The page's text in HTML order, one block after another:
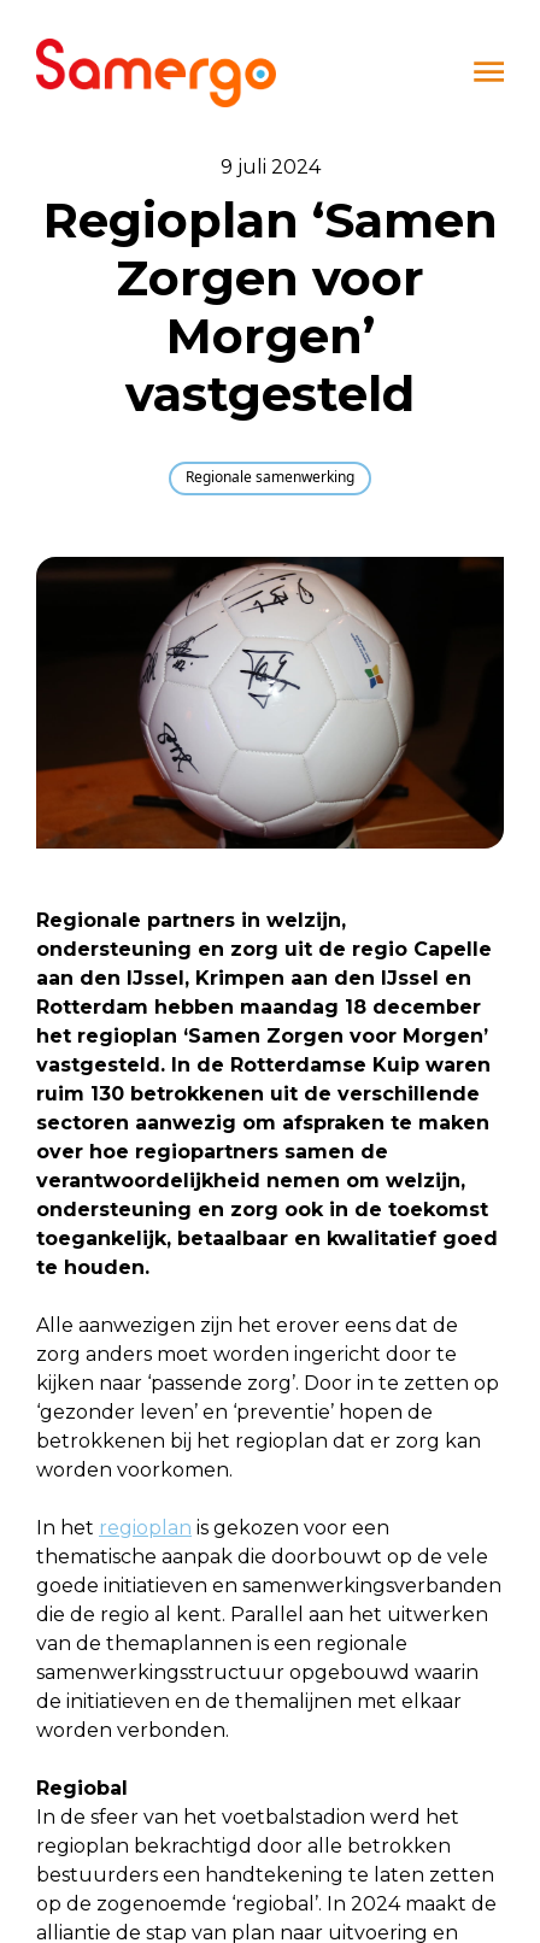
9 juli 2024
Regioplan ‘Samen
Zorgen voor
Morgen’
vastgesteld
Regionale samenwerking
Regionale partners in welzijn,
ondersteuning en zorg uit de regio Capelle
aan den IJssel, Krimpen aan den IJssel en
Rotterdam hebben maandag 18 december
het regioplan ‘Samen Zorgen voor Morgen’
vastgesteld. In de Rotterdamse Kuip waren
ruim 130 betrokkenen uit de verschillende
sectoren aanwezig om afspraken te maken
over hoe regiopartners samen de
verantwoordelijkheid nemen om welzijn,
ondersteuning en zorg ook in de toekomst
toegankelijk, betaalbaar en kwalitatief goed
te houden.
Alle aanwezigen zijn het erover eens dat de
zorg anders moet worden ingericht door te
kijken naar ‘passende zorg’. Door in te zetten op
‘gezonder leven’ en ‘preventie’ hopen de
betrokkenen bij het regioplan dat er zorg kan
worden voorkomen.
In het regioplan is gekozen voor een
thematische aanpak die doorbouwt op de vele
goede initiatieven en samenwerkingsverbanden
die de regio al kent. Parallel aan het uitwerken
van de themaplannen is een regionale
samenwerkingsstructuur opgebouwd waarin
de initiatieven en de themalijnen met elkaar
worden verbonden.
Regiobal
In de sfeer van het voetbalstadion werd het
regioplan bekrachtigd door alle betrokken
bestuurders een handtekening te laten zetten
op de zogenoemde ‘regiobal’. In 2024 maakt de
alliantie de stap van plan naar uitvoering en